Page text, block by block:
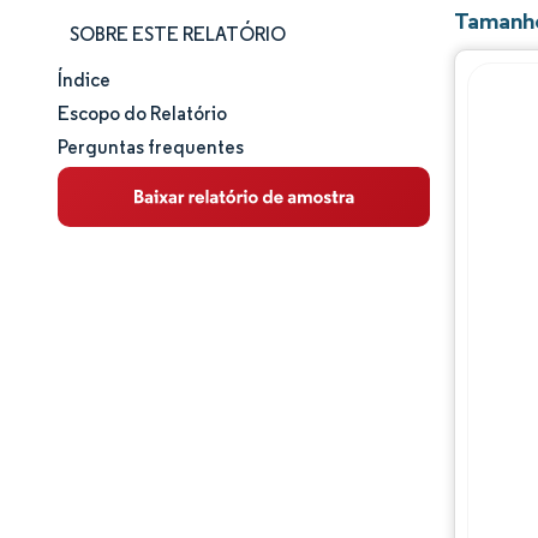
SOBRE ESTE RELATÓRIO
Tamanho e participação de mercado
Análise de mercado
Tendências e insights
Índice
Escopo do Relatório
Perguntas frequentes